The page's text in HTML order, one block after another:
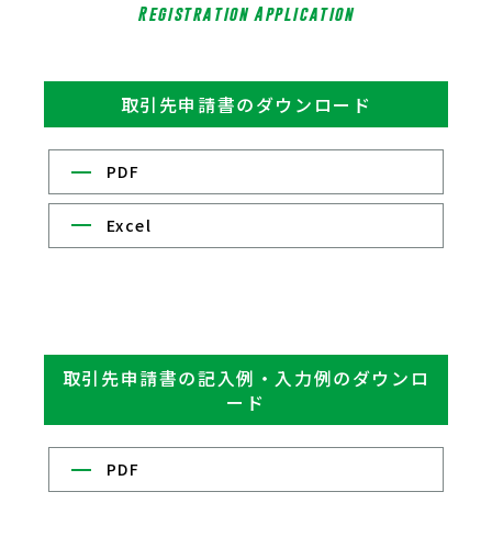
Registration Application
取引先申請書のダウンロード
PDF
Excel
取引先申請書の記入例・入力例のダウンロ
ード
PDF